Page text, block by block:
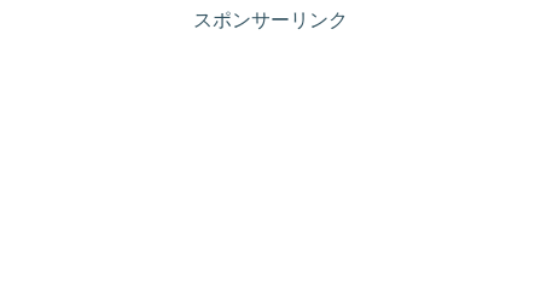
スポンサーリンク